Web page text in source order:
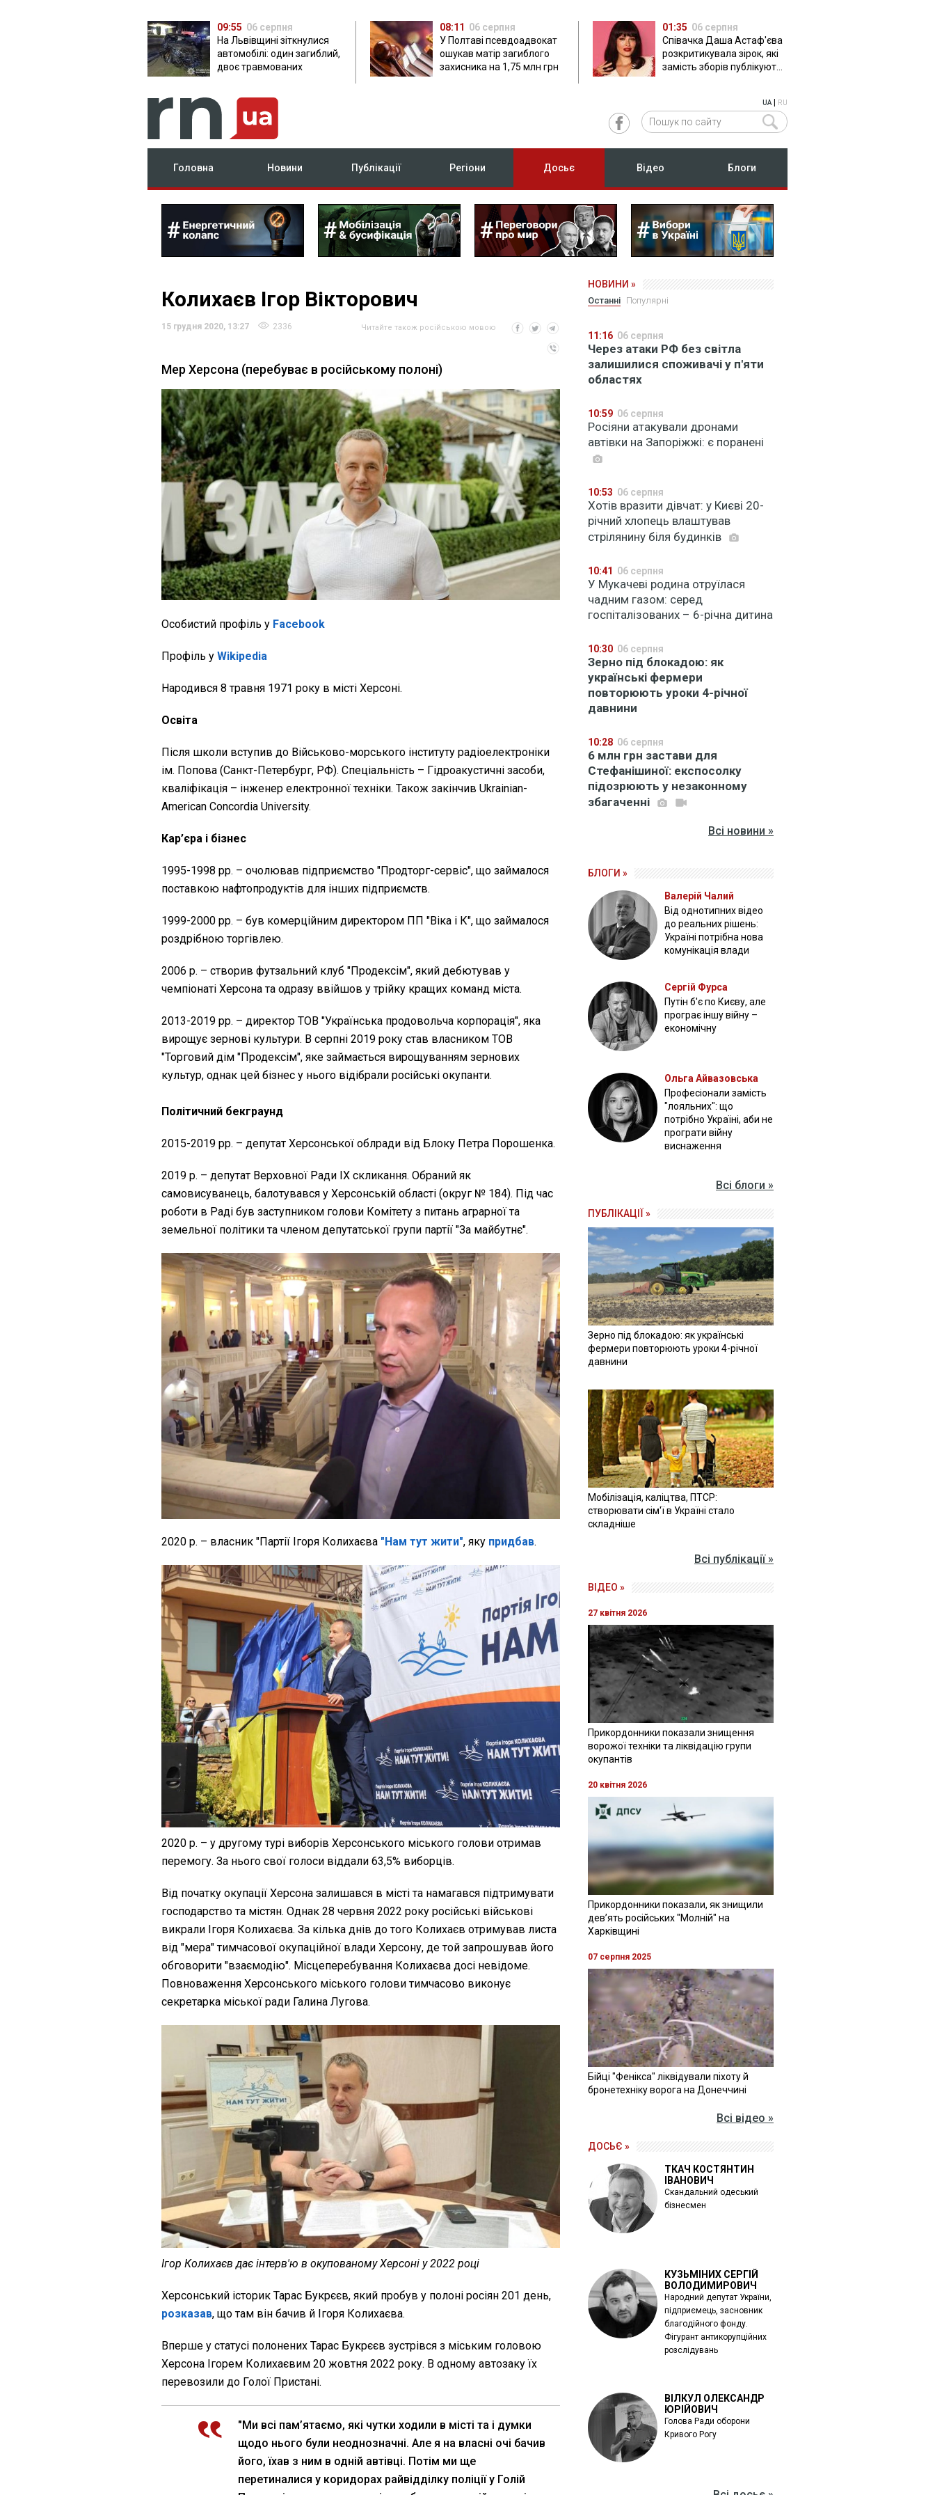
09:55 06 серпня
На Львівщині зіткнулися
автомобілі: один загиблий,
двоє травмованих
08:11 06 серпня
У Полтаві псевдоадвокат
ошукав матір загиблого
захисника на 1,75 млн грн
01:35 06 серпня
Співачка Даша Астаф'єва
розкритикувала зірок, які
замість зборів публікують
UA| RU
Головна Новини Публікації Регіони Досьє Відео Блоги
Колихаєв Ігор Вікторович
15 грудня 2020, 13:27 2336 Читайте також російською мовою
Мер Херсона (перебуває в російському полоні)
Особистий профіль у Facebook
Профіль у Wikipedia
Народився 8 травня 1971 року в місті Херсоні.
Освіта
Після школи вступив до Військово-морського інституту радіоелектроніки
ім. Попова (Санкт-Петербург, РФ). Спеціальність – Гідроакустичні засоби,
кваліфікація – інженер електронної техніки. Також закінчив Ukrainian-
American Concordia University.
Кар’єра і бізнес
1995-1998 рр. – очолював підприємство "Продторг-сервіс", що займалося
поставкою нафтопродуктів для інших підприємств.
1999-2000 рр. – був комерційним директором ПП "Віка і К", що займалося
роздрібною торгівлею.
2006 р. – створив футзальний клуб "Продексім", який дебютував у
чемпіонаті Херсона та одразу ввійшов у трійку кращих команд міста.
2013-2019 рр. – директор ТОВ "Українська продовольча корпорація", яка
вирощує зернові культури. В серпні 2019 року став власником ТОВ
"Торговий дім "Продексім", яке займається вирощуванням зернових
культур, однак цей бізнес у нього відібрали російські окупанти.
Політичний бекграунд
2015-2019 рр. – депутат Херсонської облради від Блоку Петра Порошенка.
2019 р. – депутат Верховної Ради IX скликання. Обраний як
самовисуванець, балотувався у Херсонській області (округ № 184). Під час
роботи в Раді був заступником голови Комітету з питань аграрної та
земельної політики та членом депутатської групи партії "За майбутнє".
2020 р. – власник "Партії Ігоря Колихаєва "Нам тут жити", яку придбав.
2020 р. – у другому турі виборів Херсонського міського голови отримав
перемогу. За нього свої голоси віддали 63,5% виборців.
Від початку окупації Херсона залишався в місті та намагався підтримувати
господарство та містян. Однак 28 червня 2022 року російські військові
викрали Ігоря Колихаєва. За кілька днів до того Колихаєв отримував листа
від "мера" тимчасової окупаційної влади Херсону, де той запрошував його
обговорити "взаємодію". Місцеперебування Колихаєва досі невідоме.
Повноваження Херсонського міського голови тимчасово виконує
секретарка міської ради Галина Лугова.
Ігор Колихаєв дає інтерв'ю в окупованому Херсоні у 2022 році
Херсонський історик Тарас Букрєєв, який пробув у полоні росіян 201 день,
розказав, що там він бачив й Ігоря Колихаєва.
Вперше у статусі полонених Тарас Букрєєв зустрівся з міським головою
Херсона Ігорем Колихаєвим 20 жовтня 2022 року. В одному автозаку їх
перевозили до Голої Пристані.
"Ми всі пам’ятаємо, які чутки ходили в місті та і думки
щодо нього були неоднозначні. Але я на власні очі бачив
його, їхав з ним в одній автівці. Потім ми ще
перетиналися у коридорах райвідділку поліції у Голій
НОВИНИ »
Останні Популярні
11:16 06 серпня
Через атаки РФ без світла
залишилися споживачі у п'яти
областях
10:59 06 серпня
Росіяни атакували дронами
автівки на Запоріжжі: є поранені
10:53 06 серпня
Хотів вразити дівчат: у Києві 20-
річний хлопець влаштував
стрілянину біля будинків
10:41 06 серпня
У Мукачеві родина отруїлася
чадним газом: серед
госпіталізованих – 6-річна дитина
10:30 06 серпня
Зерно під блокадою: як
українські фермери
повторюють уроки 4-річної
давнини
10:28 06 серпня
6 млн грн застави для
Стефанішиної: експосолку
підозрюють у незаконному
збагаченні
Всі новини »
БЛОГИ »
Валерій Чалий
Від однотипних відео
до реальних рішень:
Україні потрібна нова
комунікація влади
Сергій Фурса
Путін б'є по Києву, але
програє іншу війну –
економічну
Ольга Айвазовська
Професіонали замість
"лояльних": що
потрібно Україні, аби не
програти війну
виснаження
Всі блоги »
ПУБЛІКАЦІЇ »
Зерно під блокадою: як українські
фермери повторюють уроки 4-річної
давнини
Мобілізація, каліцтва, ПТСР:
створювати сім'ї в Україні стало
складніше
Всі публікації »
ВІДЕО »
27 квітня 2026
Прикордонники показали знищення
ворожої техніки та ліквідацію групи
окупантів
20 квітня 2026
Прикордонники показали, як знищили
девʼять російських "Молній" на
Харківщині
07 серпня 2025
Бійці "Фенікса" ліквідували піхоту й
бронетехніку ворога на Донеччині
Всі відео »
ДОСЬЄ »
ТКАЧ КОСТЯНТИН
ІВАНОВИЧ
Скандальний одеський
бізнесмен
КУЗЬМІНИХ СЕРГІЙ
ВОЛОДИМИРОВИЧ
Народний депутат України,
підприємець, засновник
благодійного фонду.
Фігурант антикорупційних
розслідувань
ВІЛКУЛ ОЛЕКСАНДР
ЮРІЙОВИЧ
Голова Ради оборони
Кривого Рогу